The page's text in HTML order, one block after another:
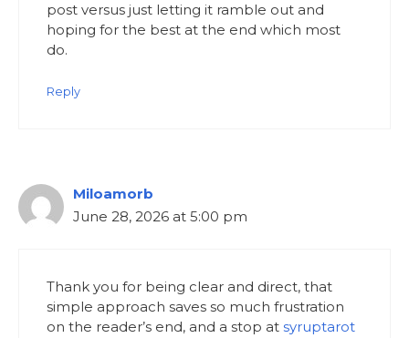
post versus just letting it ramble out and
hoping for the best at the end which most
do.
Reply
Miloamorb
June 28, 2026 at 5:00 pm
Thank you for being clear and direct, that
simple approach saves so much frustration
on the reader’s end, and a stop at syruptarot